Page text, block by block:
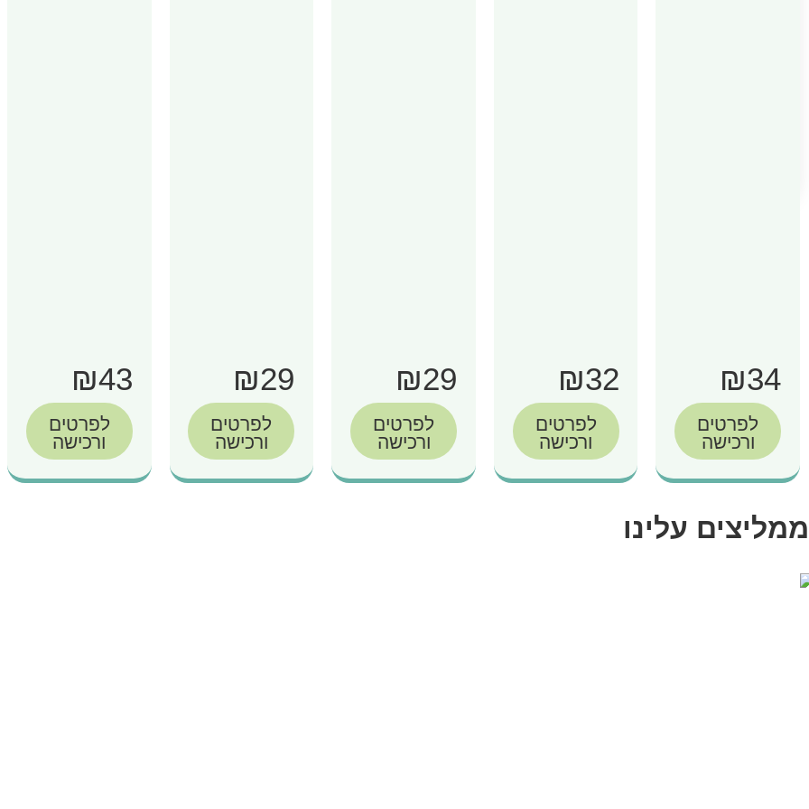
₪34
לפרטים
ורכישה
₪32
לפרטים
ורכישה
₪29
לפרטים
ורכישה
₪29
לפרטים
ורכישה
₪43
לפרטים
ורכישה
ממליצים עלינו